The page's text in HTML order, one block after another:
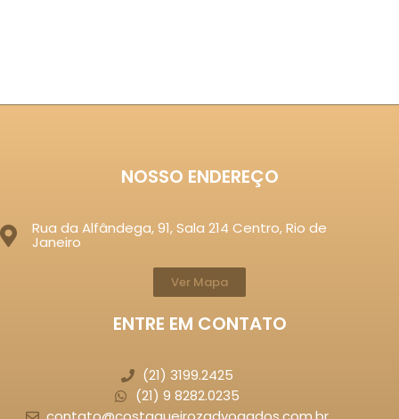
NOSSO ENDEREÇO
Rua da Alfândega, 91, Sala 214 Centro, Rio de
Janeiro
Ver Mapa
ENTRE EM CONTATO
(21) 3199.2425
(21) 9 8282.0235